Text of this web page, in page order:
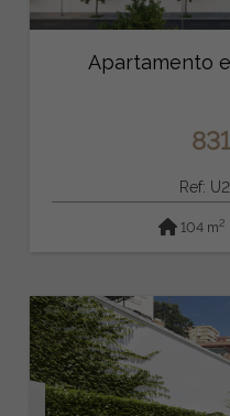
Apartamento
Ref:
104 m2